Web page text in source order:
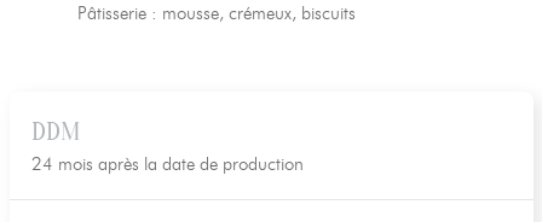
Pâtisserie : mousse, crémeux, biscuits
DDM
24 mois après la date de production